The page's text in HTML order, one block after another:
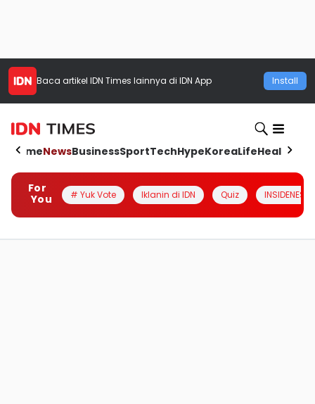
Baca artikel IDN Times lainnya di IDN App Install
HomeNewsBusinessSportTechHypeKoreaLifeHealth
For
You
# Yuk Vote Iklanin di IDN Quiz INSIDENESIA